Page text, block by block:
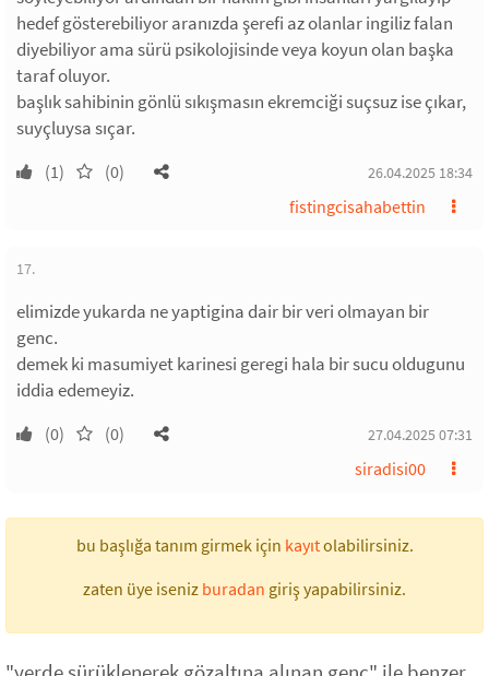
hedef gösterebiliyor aranızda şerefi az olanlar ingiliz falan
diyebiliyor ama sürü psikolojisinde veya koyun olan başka
taraf oluyor.
başlık sahibinin gönlü sıkışmasın ekremciği suçsuz ise çıkar,
suyçluysa sıçar.
(1) (0) 26.04.2025 18:34
fistingcisahabettin
17.
elimizde yukarda ne yaptigina dair bir veri olmayan bir
genc.
demek ki masumiyet karinesi geregi hala bir sucu oldugunu
iddia edemeyiz.
(0) (0) 27.04.2025 07:31
siradisi00
bu başlığa tanım girmek için kayıtolabilirsiniz.
zaten üye iseniz buradan giriş yapabilirsiniz.